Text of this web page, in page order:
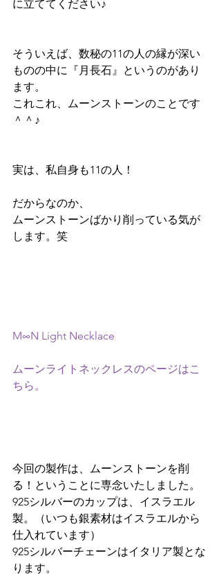
に立ててください♪
そういえば、数秘の11の人の縁が深い
ものの中に『月長石』というのがあり
ます。
これこれ、ムーンストーンのことです
＾＾♪
実は、私自身も11の人！
だからなのか、
ムーンストーンばかり削っている気が
します。笑
M∞N Light Necklace
ムーンライトネックレスのページはこ
ちら。
今回の製作は、ムーンストーンを削
る！ということに専念いたしました。
925シルバーのカップは、イスラエル
製。（いつも銀素材はイスラエルから
仕入れています）
925シルバーチェーンはイタリア製とな
ります。